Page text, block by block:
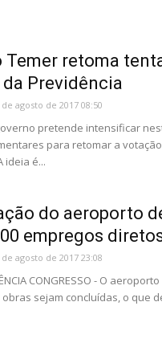
Temer retoma
Previdência
de agosto de 2017 08:50
governo pretende intensificar
para retomar a
ideia é...
do aeroporto
empregos
de agosto de 2017 23:08
CONGRESSO - O
sejam concluídas, o que